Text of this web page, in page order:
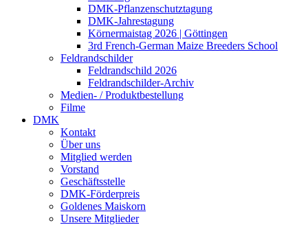
DMK-Pflanzenschutztagung
DMK-Jahrestagung
Körnermaistag 2026 | Göttingen
3rd French-German Maize Breeders School
Feldrandschilder
Feldrandschild 2026
Feldrandschilder-Archiv
Medien- / Produktbestellung
Filme
DMK
Kontakt
Über uns
Mitglied werden
Vorstand
Geschäftsstelle
DMK-Förderpreis
Goldenes Maiskorn
Unsere Mitglieder